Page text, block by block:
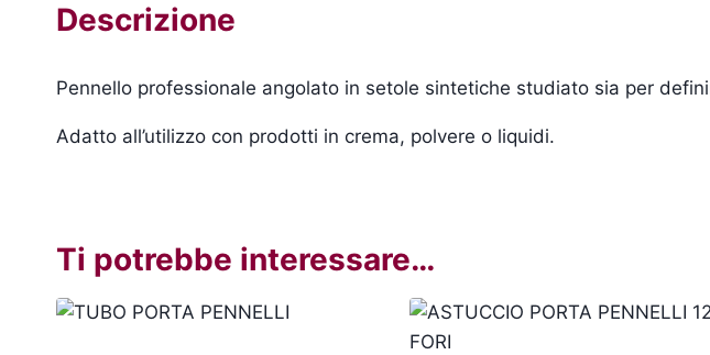
Descrizione
Pennello professionale angolato in setole sintetiche studiato sia per
Adatto all’utilizzo con prodotti in crema, polvere o liquidi.
Ti potrebbe interessare…